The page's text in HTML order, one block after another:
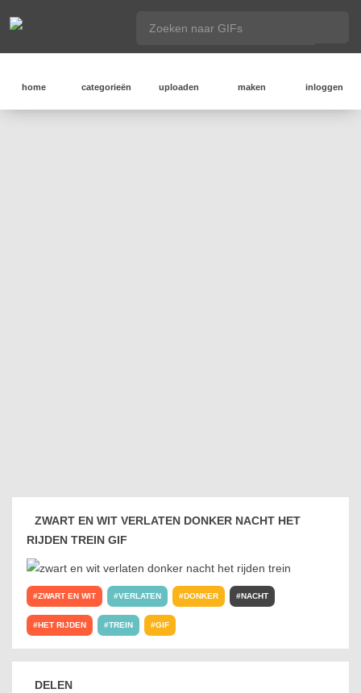
home categorieën uploaden maken inloggen
ZWART EN WIT VERLATEN DONKER NACHT HET
RIJDEN TREIN GIF
ZWART EN WIT VERLATEN DONKER NACHT
HET RIJDEN TREIN GIF
DELEN